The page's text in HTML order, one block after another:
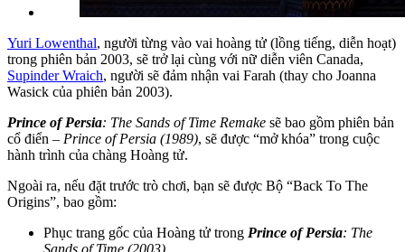
Yuri Lowenthal, người từng vào vai hoàng tử (lồng tiếng, diễn hoạt)
trong phiên bản 2003, sẽ trở lại cùng với nữ diễn viên Canada,
Supinder Wraich, người sẽ đảm nhận vai Farah (thay cho Joanna
Wasick của phiên bản 2003).
Prince of Persia: The Sands of Time Remake sẽ bao gồm phiên bản
cổ điển – Prince of Persia (1989), sẽ được “mở khóa” trong cuộc
hành trình của chàng Hoàng tử.
Ngoài ra, nếu đặt trước trò chơi, bạn sẽ được Bộ “Back To The
Origins”, bao gồm:
Phục trang gốc của Hoàng tử trong Prince of Persia: The
Sands of Time (2003)